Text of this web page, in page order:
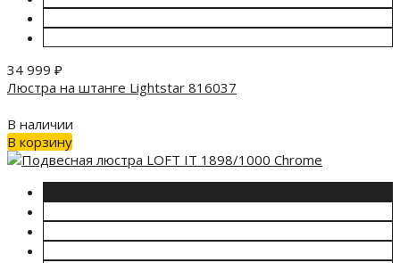
34 999 ₽
Люстра на штанге Lightstar 816037
В наличии
В корзину